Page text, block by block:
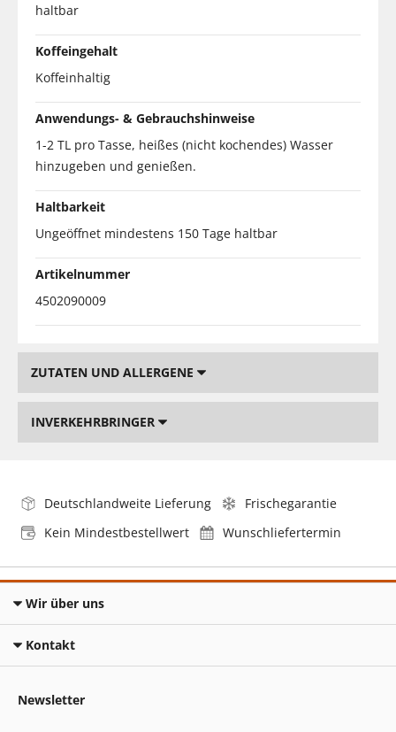
haltbar
Koffeingehalt
Koffeinhaltig
Anwendungs- & Gebrauchshinweise
1-2 TL pro Tasse, heißes (nicht kochendes) Wasser
hinzugeben und genießen.
Haltbarkeit
Ungeöffnet mindestens 150 Tage haltbar
Artikelnummer
4502090009
ZUTATEN UND ALLERGENE
INVERKEHRBRINGER
Deutschlandweite Lieferung
Frischegarantie
Kein Mindestbestellwert
Wunschliefertermin
Wir über uns
Kontakt
Newsletter